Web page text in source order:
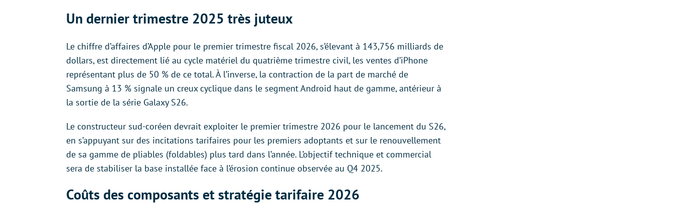
Un dernier trimestre 2025 très juteux
Le chiffre d’affaires d’Apple pour le premier trimestre fiscal 2026, s’élevant à 143,756 milliards de
dollars, est directement lié au cycle matériel du quatrième trimestre civil, les ventes d’iPhone
représentant plus de 50 % de ce total. À l’inverse, la contraction de la part de marché de
Samsung à 13 % signale un creux cyclique dans le segment Android haut de gamme, antérieur à
la sortie de la série Galaxy S26.
Le constructeur sud-coréen devrait exploiter le premier trimestre 2026 pour le lancement du S26,
en s’appuyant sur des incitations tarifaires pour les premiers adoptants et sur le renouvellement
de sa gamme de pliables (foldables) plus tard dans l’année. L’objectif technique et commercial
sera de stabiliser la base installée face à l’érosion continue observée au Q4 2025.
Coûts des composants et stratégie tarifaire 2026